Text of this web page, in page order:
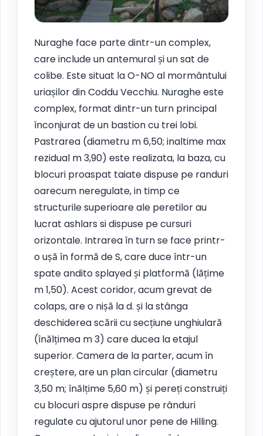
Nuraghe face parte dintr-un complex,
care include un antemural și un sat de
colibe. Este situat la O-NO al mormântului
uriașilor din Coddu Vecchiu. Nuraghe este
complex, format dintr-un turn principal
înconjurat de un bastion cu trei lobi.
Pastrarea (diametru m 6,50; inaltime max
rezidual m 3,90) este realizata, la baza, cu
blocuri proaspat taiate dispuse pe randuri
oarecum neregulate, in timp ce
structurile superioare ale peretilor au
lucrat ashlars si dispuse pe cursuri
orizontale. Intrarea în turn se face printr-
o ușă în formă de S, care duce într-un
spate andito splayed și platformă (lățime
m 1,50). Acest coridor, acum grevat de
colaps, are o nișă la d. și la stânga
deschiderea scării cu secțiune unghiulară
(înălțimea m 3) care ducea la etajul
superior. Camera de la parter, acum în
creștere, are un plan circular (diametru
3,50 m; înălțime 5,60 m) și pereți construiți
cu blocuri aspre dispuse pe rânduri
regulate cu ajutorul unor pene de Hilling.